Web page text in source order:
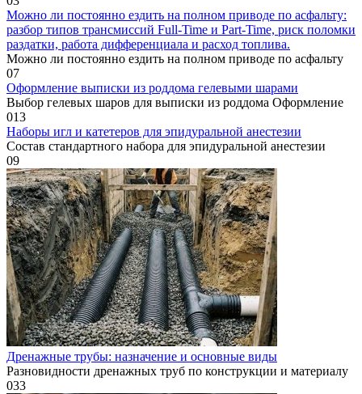
Можно ли постоянно ездить на полном приводе по асфальту:
разбор типов трансмиссий Full-Time и Part-Time, риск поломки
раздатки, работа дифференциала и расход топлива.
Можно ли постоянно ездить на полном приводе по асфальту
07
Оформление выписки из роддома гелевыми шарами
Выбор гелевых шаров для выписки из роддома Оформление
013
Наборы игл и катетеров для эпидуральной анестезии
Состав стандартного набора для эпидуральной анестезии
09
Дренажные трубы: назначение и основные виды
Разновидности дренажных труб по конструкции и материалу
033